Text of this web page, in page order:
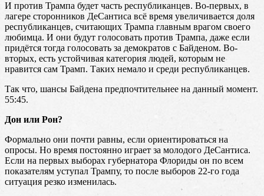
И против Трампа будет часть республиканцев. Во-первых, в
лагере сторонников ДеСантиса всё время увеличивается доля
республиканцев, считающих Трампа главным врагом своего
любимца. И они будут голосовать против Трампа, даже если
придётся тогда голосовать за демократов с Байденом. Во-
вторых, есть устойчивая категория людей, которым не
нравится сам Трамп. Таких немало и среди республиканцев.
Так что, шансы Байдена предпочтительнее на данный момент.
55:45.
Дон или Рон?
Формально они почти равны, если ориентироваться на
опросы. Но время постоянно играет за молодого ДеСантиса.
Если на первых выборах губернатора Флориды он по всем
показателям уступал Трампу, то после выборов 22-го года
ситуация резко изменилась.